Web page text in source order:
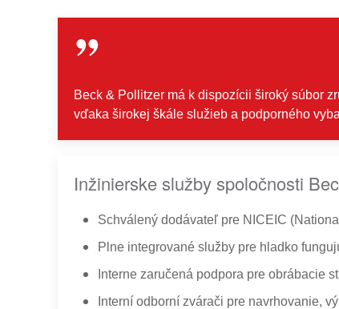
Beck & Pollitzer má k dispozícii široký súbor
vďaka širokej škále služieb a podporného
Inžinierske služby spoločnosti
Schválený dodávateľ pre NICEIC
Plne integrované služby pre hladko
Interne zaručená podpora pre obrábacie
Interní odborní zvárači pre navrhovanie,